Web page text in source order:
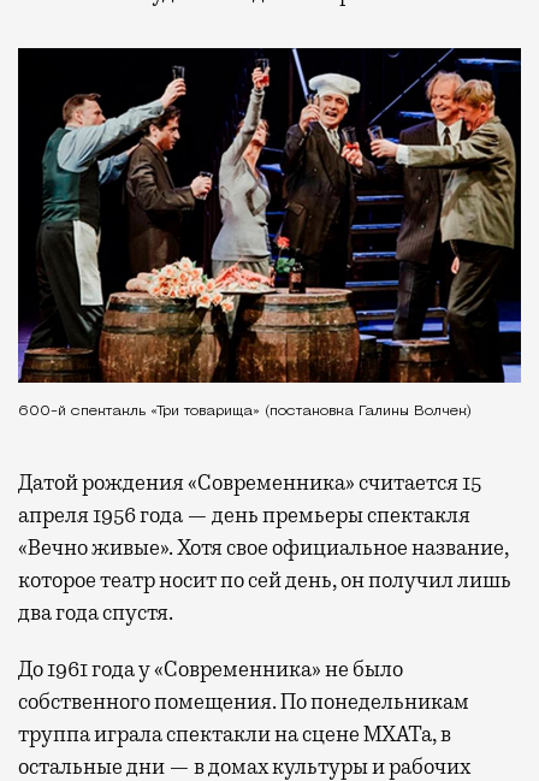
600-й спектакль «Три товарища» (постановка Галины Волчек)
Датой рождения «Современника» считается 15
апреля 1956 года — день премьеры спектакля
«Вечно живые». Хотя свое официальное название,
которое театр носит по сей день, он получил лишь
два года спустя.
До 1961 года у «Современника» не было
собственного помещения. По понедельникам
труппа играла спектакли на сцене МХАТа, в
остальные дни — в домах культуры и рабочих